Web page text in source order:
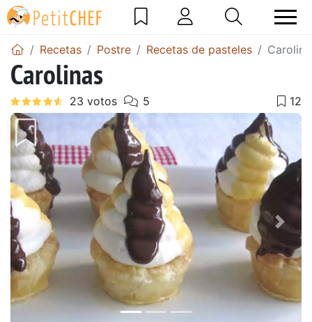
Recetas Postre Recetas de pasteles
Carolinas
Anterior